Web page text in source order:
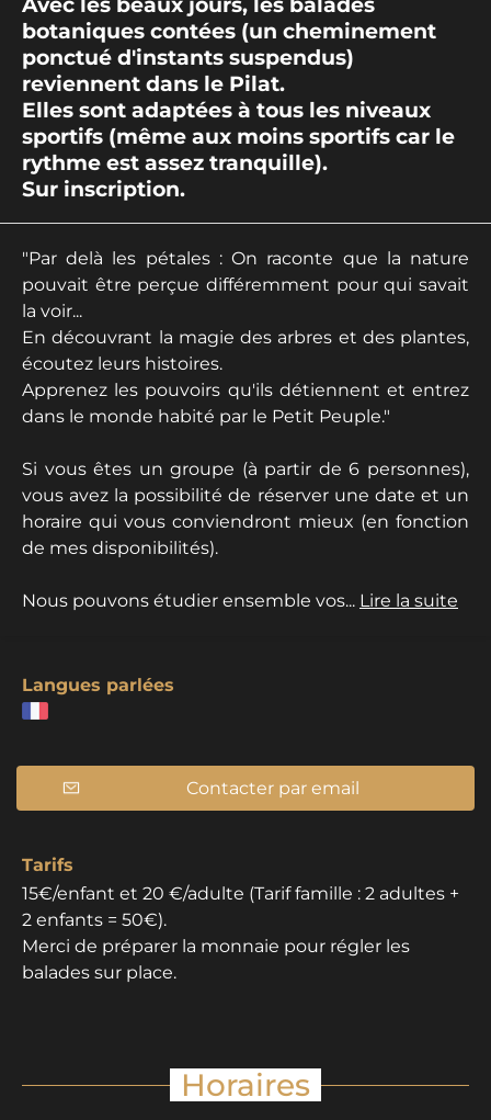
botaniques contées (un cheminement
ponctué d'instants suspendus)
reviennent dans le Pilat.
Elles sont adaptées à tous les niveaux
sportifs (même aux moins sportifs car le
rythme est assez tranquille).
Sur inscription.
"Par delà les pétales : On raconte que la nature
pouvait être perçue différemment pour qui savait
la voir...
En découvrant la magie des arbres et des plantes,
écoutez leurs histoires.
Apprenez les pouvoirs qu'ils détiennent et entrez
dans le monde habité par le Petit Peuple."
Si vous êtes un groupe (à partir de 6 personnes),
vous avez la possibilité de réserver une date et un
horaire qui vous conviendront mieux (en fonction
de mes disponibilités).
Nous pouvons étudier ensemble vos... Lire la suite
Langues parlées
Contacter par email
Tarifs
15€/enfant et 20 €/adulte (Tarif famille : 2 adultes +
2 enfants = 50€).
Merci de préparer la monnaie pour régler les
balades sur place.
Horaires